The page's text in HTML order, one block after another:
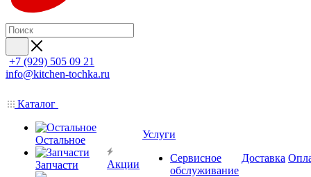
+7 (929) 505 09 21
info@kitchen-tochka.ru
Каталог
Остальное
Запчасти Акции
Услуги
Сервисное
обслуживание
Доставка